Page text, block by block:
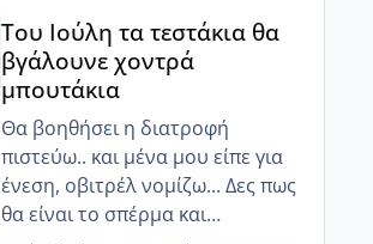
να το συζητήσετε για πρόκληση
ωορρηξίας έτσι ώστε να εισια
μέσα σίγουρη! Κάποια στιγμή
όταν φτιάξουν όλα ίσως το
κάνουμε κ εμείς μου είχε πει!!
Του Ιούλη τα τεστάκια θα
βγάλουνε χοντρά
μπουτάκια
Θα βοηθήσει η διατροφή
πιστεύω.. και μένα μου είπε για
ένεση, οβιτρέλ νομίζω... Δες πως
θα είναι το σπέρμα και